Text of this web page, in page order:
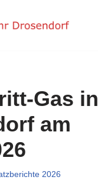
Gas in
am
2026